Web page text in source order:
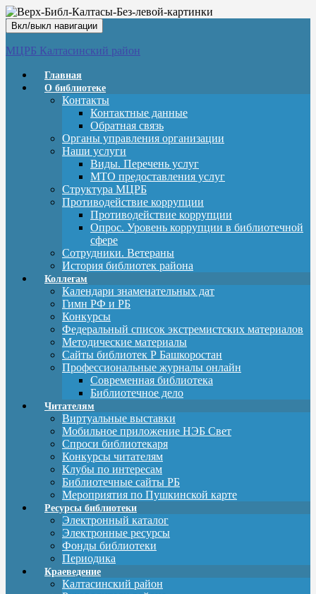
Вкл/выкл навигации
МЦРБ Калтасинский район
Главная
О библиотеке
Контакты
Контактные данные
Обратная связь
Органы управления организации
Наши услуги
Виды. Перечень услуг
МТО предоставления услуг
Структура МЦРБ
Противодействие коррупции
Противодействие коррупции
Опрос. Уровень коррупции в библиотечной
сфере
Сотрудники. Ветераны
История библиотек района
Коллегам
Календари знаменательных дат
Гимн РФ и РБ
Конкурсы
Федеральный список экстремистских материалов
Методические материалы
Сайты библиотек Р Башкоростан
Профессиональные журналы онлайн
Современная библиотека
Библиотечное дело
Читателям
Виртуальные выставки
Мобильное приложение НЭБ Свет
Спроси библиотекаря
Конкурсы читателям
Клубы по интересам
Библиотечные сайты РБ
Мероприятия по Пушкинской карте
Ресурсы библиотеки
Электронный каталог
Электронные ресурсы
Фонды библиотеки
Периодика
Краеведение
Калтасинский район